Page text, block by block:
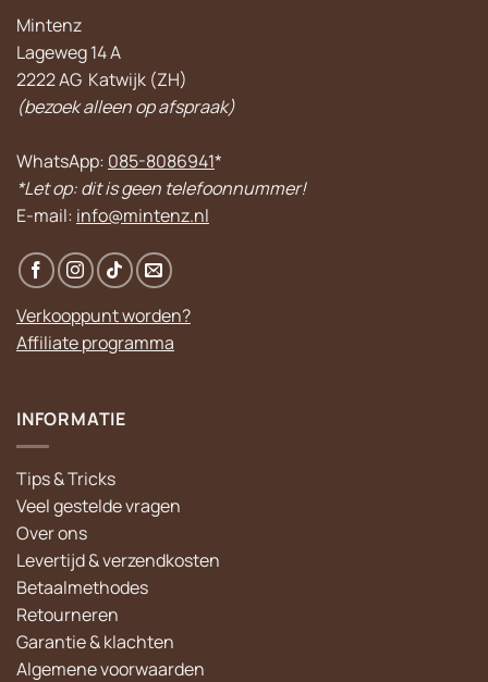
Mintenz
Lageweg 14 A
2222 AG Katwijk (ZH)
(bezoek alleen op afspraak)
WhatsApp: 085-8086941*
*Let op: dit is geen telefoonnummer!
E-mail: info@mintenz.nl
Verkooppunt worden?
Affiliate programma
INFORMATIE
Tips & Tricks
Veel gestelde vragen
Over ons
Levertijd & verzendkosten
Betaalmethodes
Retourneren
Garantie & klachten
Algemene voorwaarden